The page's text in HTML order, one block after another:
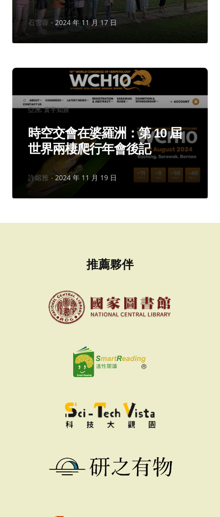
作
石雪蓉 2024 年 11 月 17 日
分
類：
亞洲 寰宇知旅
時空交會在婆羅洲：第 10 屆
世界兩棲爬行年會後記
作
者：
許嫆雅 2024 年 11 月 19 日
推薦夥伴